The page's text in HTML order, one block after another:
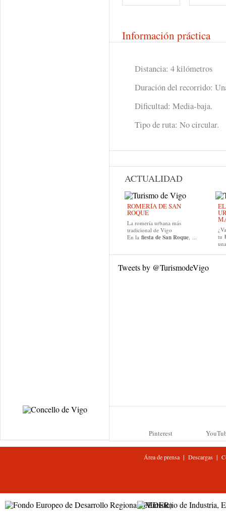
Información práctica
Distancia: 4 kilómetros
Duración del recorrido:
Dificultad: Media-baja.
Tipo de ruta: No circular.
ACTUALIDAD
ROMERÍA DE SAN
ROQUE
La romería urbana más
tradicional de Vigo
En la fiesta de San Roque, ...
tu
Tweets by @TurismodeVigo
Pinterest
Área de prensa| Descargas|